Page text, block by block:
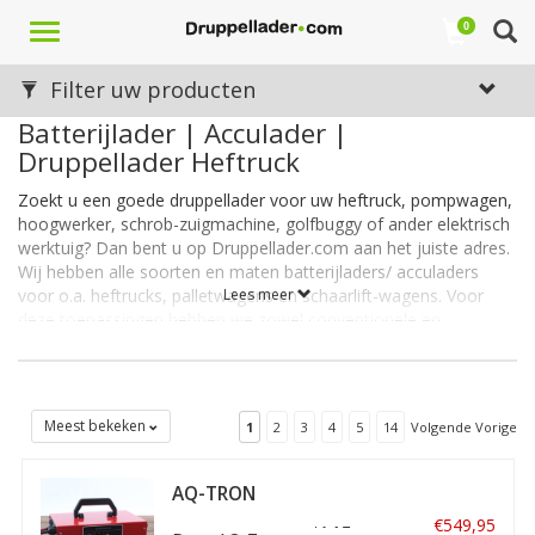
Toggle
0
Batterijlader | Acculader |
Druppellader Heftruck
Zoekt u een goede druppellader voor uw heftruck, pompwagen,
hoogwerker, schrob-zuigmachine, golfbuggy of ander elektrisch
werktuig? Dan bent u op Druppellader.com aan het juiste adres.
Wij hebben alle soorten en maten batterijladers/ acculaders
voor o.a. heftrucks, palletwagens en schaarlift-wagens. Voor
Voor heftrucks en soortgelijke toepassingen bieden we 2
soorten batterijladers/ acculaders, namelijk de conventionele
Wanneer kiest u voor een conventionele lader en wanneer voor
een hoogfrequent lader? We leggen hieronder de verschillen uit.
Lees meer
Filter uw producten
Meest bekeken 1 2 3 4 5 14 Volgende Vorige
AQ-TRON
€549,95